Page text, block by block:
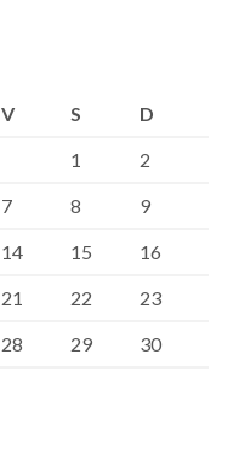
V S
D
1
2
7 8
9
14 15
16
21 22
23
28 29
30